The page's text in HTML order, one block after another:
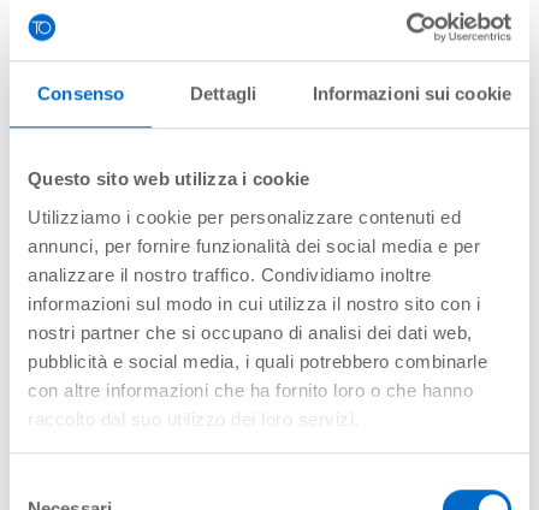
Consenso Dettagli Informazioni sui cookie
Questo sito web utilizza i cookie
Utilizziamo i cookie per personalizzare contenuti ed
annunci, per fornire funzionalità dei social media e per
analizzare il nostro traffico. Condividiamo inoltre
informazioni sul modo in cui utilizza il nostro sito con i
nostri partner che si occupano di analisi dei dati web,
pubblicità e social media, i quali potrebbero combinarle
con altre informazioni che ha fornito loro o che hanno
raccolto dal suo utilizzo dei loro servizi.
Società
Indirizzo
C.A.P.*
Città*